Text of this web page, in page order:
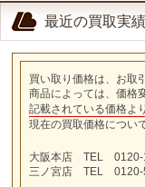
最近の買取実績
買い取り価格は、お取
商品によっては、価格
記載されている価格より
現在の買取価格につい
大阪本店 TEL 0120-
三ノ宮店 TEL 0120-